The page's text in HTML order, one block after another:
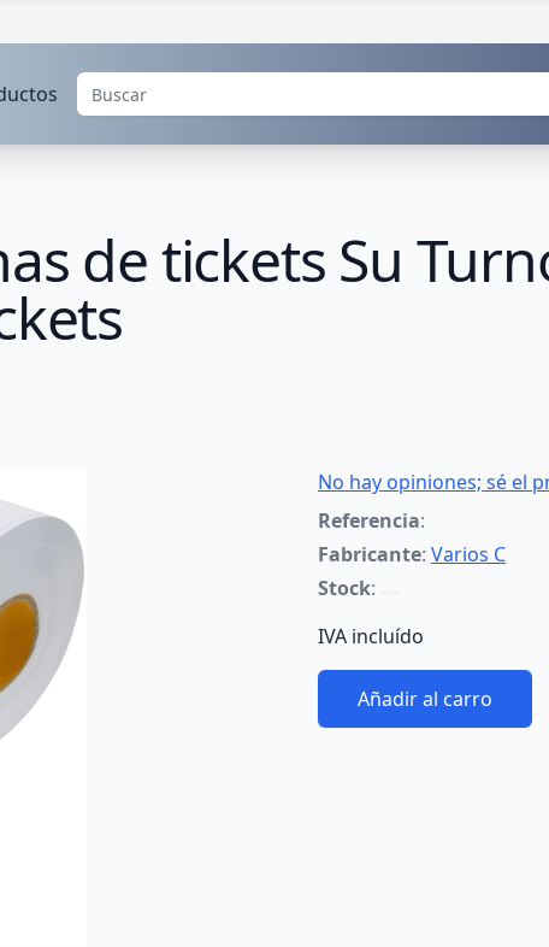
de tickets Su
No hay opiniones; sé el
Referencia:
Fabricante: Varios C
Stock:
IVA incluído
Añadir al carro